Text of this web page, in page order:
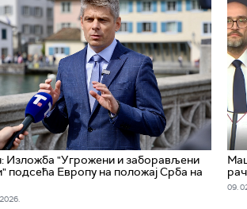
Изложба "Угрожени и заборављени
подсећа Европу на положај Срба на
09.